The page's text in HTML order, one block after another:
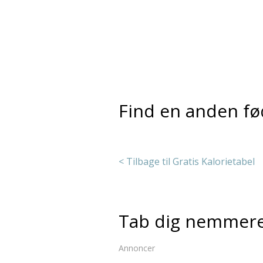
Find en anden
< Tilbage til Gratis Kalorietabel
Tab dig
Annoncer